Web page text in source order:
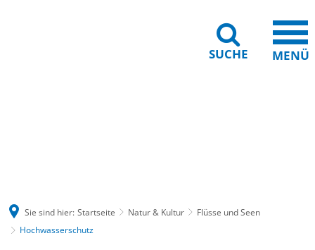
SUCHE MENÜ
Sie sind hier: Startseite Natur & Kultur
Flüsse und Seen
Hochwasserschutz